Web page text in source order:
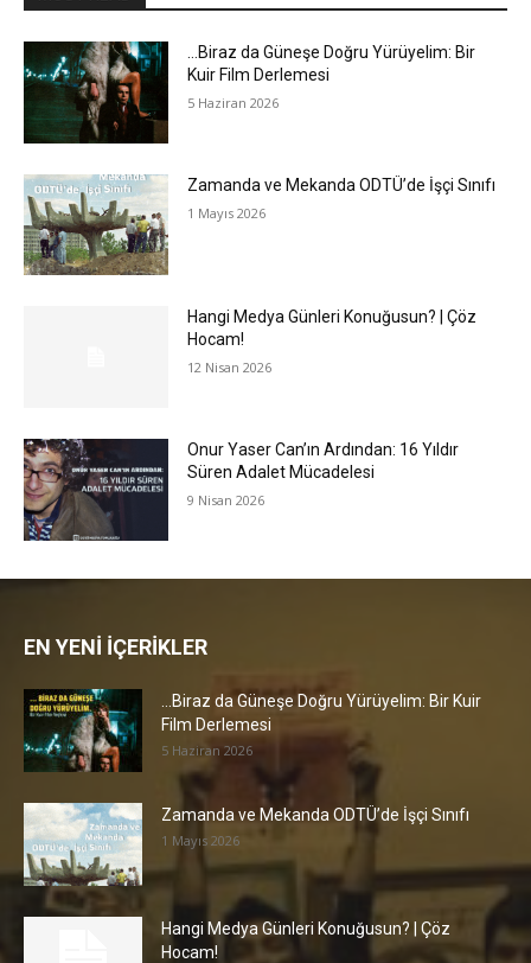
…Biraz da Güneşe Doğru Yürüyelim: Bir
Kuir Film Derlemesi
5 Haziran 2026
Zamanda ve Mekanda ODTÜ’de İşçi Sınıfı
1 Mayıs 2026
Hangi Medya Günleri Konuğusun? | Çöz
Hocam!
12 Nisan 2026
Onur Yaser Can’ın Ardından: 16 Yıldır
Süren Adalet Mücadelesi
9 Nisan 2026
EN YENİ İÇERİKLER
…Biraz da Güneşe Doğru Yürüyelim: Bir Kuir
Film Derlemesi
5 Haziran 2026
Zamanda ve Mekanda ODTÜ’de İşçi Sınıfı
1 Mayıs 2026
Hangi Medya Günleri Konuğusun? | Çöz
Hocam!